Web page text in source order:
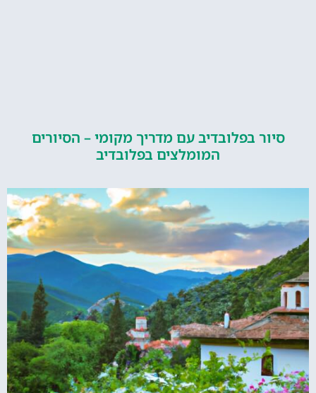
בפלובדיב עם מדריך מקומי – הסיורים
המומלצים בפלובדיב